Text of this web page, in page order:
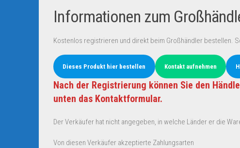
Informationen zum
Kostenlos registrieren und direkt beim Großhändler bestellen.
Dieses Produkt hier bestellen Kontakt aufnehmen
Nach der Registrierung können Sie den
unten das Kontaktformular.
Der Verkäufer hat nicht angegeben, in welche Länder er die
Von diesen Verkäufer akzeptierte Zahlungsarten